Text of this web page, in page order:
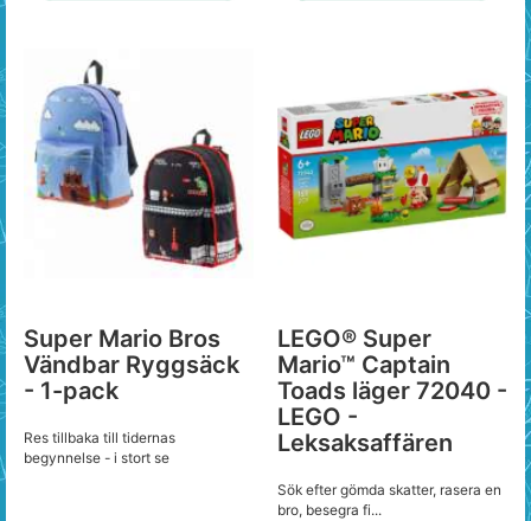
Super Mario Bros
Vändbar Ryggsäck
- 1-pack
Res tillbaka till tidernas
begynnelse - i stort se
LEGO® Super
Mario™ Captain
Toads läger 72040 -
LEGO -
Leksaksaffären
Sök efter gömda skatter, rasera en
bro, besegra fi...